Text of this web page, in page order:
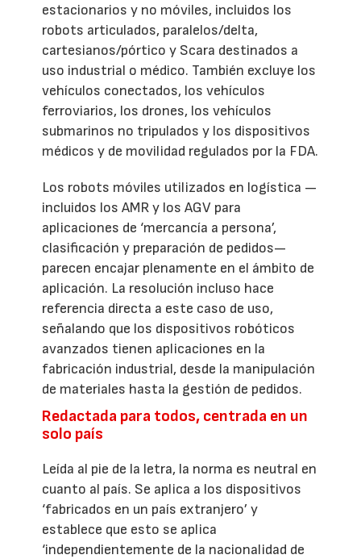
estacionarios y no móviles, incluidos los
robots articulados, paralelos/delta,
cartesianos/pórtico y Scara destinados a
uso industrial o médico. También excluye los
vehículos conectados, los vehículos
ferroviarios, los drones, los vehículos
submarinos no tripulados y los dispositivos
médicos y de movilidad regulados por la FDA.
Los robots móviles utilizados en logística —
incluidos los AMR y los AGV para
aplicaciones de ‘mercancía a persona’,
clasificación y preparación de pedidos—
parecen encajar plenamente en el ámbito de
aplicación. La resolución incluso hace
referencia directa a este caso de uso,
señalando que los dispositivos robóticos
avanzados tienen aplicaciones en la
fabricación industrial, desde la manipulación
de materiales hasta la gestión de pedidos.
Redactada para todos, centrada en un
solo país
Leída al pie de la letra, la norma es neutral en
cuanto al país. Se aplica a los dispositivos
‘fabricados en un país extranjero’ y
establece que esto se aplica
‘independientemente de la nacionalidad de